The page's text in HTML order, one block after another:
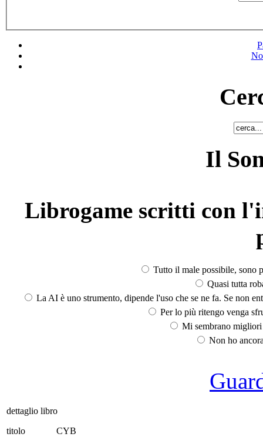
Il
Librogame scritti con
Tutto il male possibile, sono
Quasi tutta
La AI è uno strumento, dipende l'uso che se ne fa. Se non
Per lo più ritengo venga
Mi sembrano
Non ho
dettaglio libro
titolo
CYB